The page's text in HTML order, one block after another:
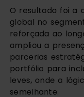
O resultado foi a
global no
reforçada ao
ampliou a
parcerias
portfólio para
leves, onde a
semelhante.